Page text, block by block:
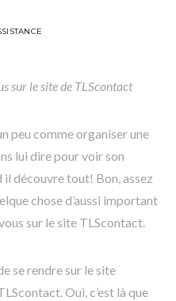
sur le site de TLScontact
peu comme organiser une
lui dire pour voir son
il découvre tout! Bon, assez
chose d’aussi important
sur le site TLScontact.
se rendre sur le site
Oui, c’est là que